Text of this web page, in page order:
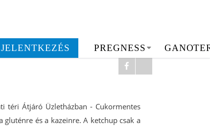
JELENTKEZÉS PREGNESS
téri Átjáró Üzletházban - Cukormentes
és a kazeinre. A ketchup csak a